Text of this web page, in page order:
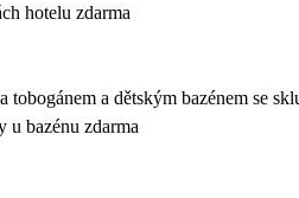
hotelu zdarma
tobogánem a dětským bazénem se
u bazénu zdarma